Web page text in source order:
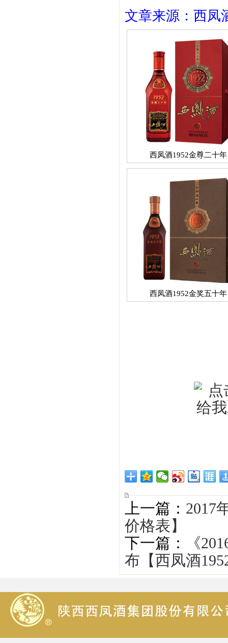
文章来源：西凤
西凤酒1952金尊二十年
西凤酒1952金奖五十年
上一篇： 2017
价格表】
下一篇：
《
布【西凤酒